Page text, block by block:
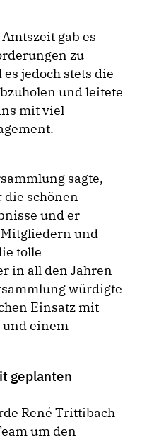
gab es
zu
jedoch stets die
und leitete
mit viel
sagte,
schönen
und er
und
tolle
in all den Jahren
würdigte
Einsatz mit
und einem
geplanten
René Trittibach
um den